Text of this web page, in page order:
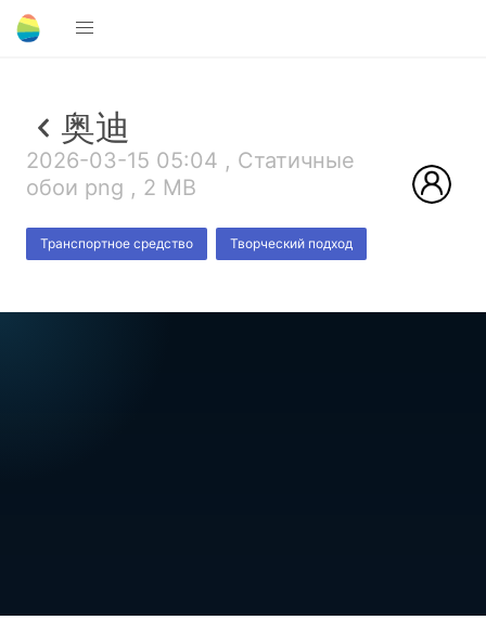
奥迪
2026-03-15 05:04 , Статичные
обои png , 2 MB
Транспортное средство Творческий подход